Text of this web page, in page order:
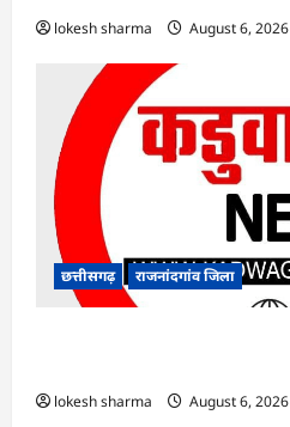
lokesh sharma August 6, 2026
छत्तीसगढ़ राजनांदगांव जिला
lokesh sharma August 6, 2026